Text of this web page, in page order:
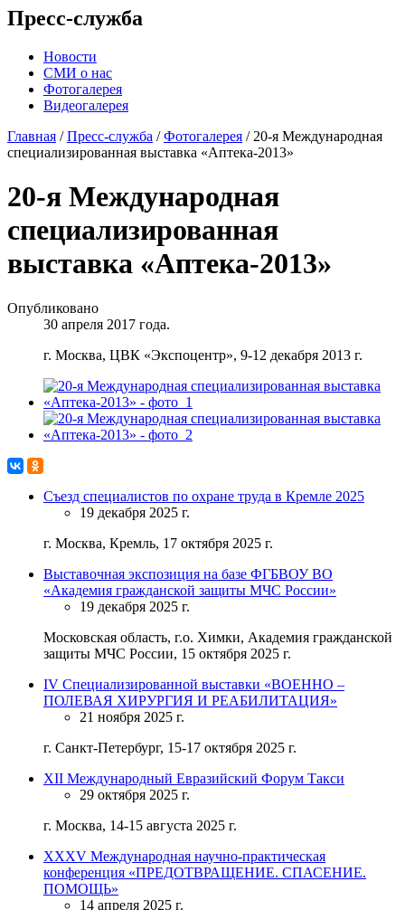
Пресс-служба
Новости
СМИ о нас
Фотогалерея
Видеогалерея
Главная / Пресс-служба / Фотогалерея / 20-я Международная
специализированная выставка «Аптека-2013»
20-я Международная
специализированная
выставка «Аптека-2013»
Опубликовано
30 апреля 2017 года.
г. Москва, ЦВК «Экспоцентр», 9-12 декабря 2013 г.
Съезд специалистов по охране труда в Кремле 2025
19 декабря 2025 г.
г. Москва, Кремль, 17 октября 2025 г.
Выставочная экспозиция на базе ФГБВОУ ВО
«Академия гражданской защиты МЧС России»
19 декабря 2025 г.
Московская область, г.о. Химки, Академия гражданской
защиты МЧС России, 15 октября 2025 г.
IV Специализированной выставки «ВОЕННО –
ПОЛЕВАЯ ХИРУРГИЯ И РЕАБИЛИТАЦИЯ»
21 ноября 2025 г.
г. Санкт-Петербург, 15-17 октября 2025 г.
XII Международный Евразийский Форум Такси
29 октября 2025 г.
г. Москва, 14-15 августа 2025 г.
ХХХV Международная научно-практическая
конференция «ПРЕДОТВРАЩЕНИЕ. СПАСЕНИЕ.
ПОМОЩЬ»
14 апреля 2025 г.